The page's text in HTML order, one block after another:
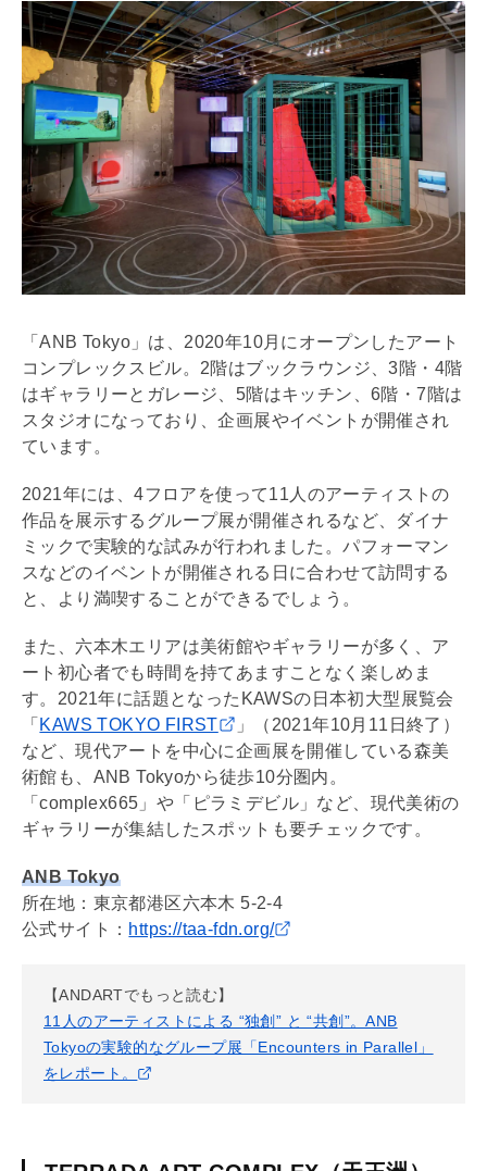
「ANB Tokyo」は、2020年10月にオープンしたアート
コンプレックスビル。2階はブックラウンジ、3階・4階
はギャラリーとガレージ、5階はキッチン、6階・7階は
スタジオになっており、企画展やイベントが開催され
ています。
2021年には、4フロアを使って11人のアーティストの
作品を展示するグループ展が開催されるなど、ダイナ
ミックで実験的な試みが行われました。パフォーマン
スなどのイベントが開催される日に合わせて訪問する
と、より満喫することができるでしょう。
また、六本木エリアは美術館やギャラリーが多く、ア
ート初心者でも時間を持てあますことなく楽しめま
す。2021年に話題となったKAWSの日本初大型展覧会
「 KAWS TOKYO FIRST
」（2021年10月11日終了）
など、現代アートを中心に企画展を開催している森美
術館も、ANB Tokyoから徒歩10分圏内。
「complex665」や「ピラミデビル」など、現代美術の
ギャラリーが集結したスポットも要チェックです。
ANB Tokyo
所在地：東京都港区六本木 5-2-4
公式サイト： https://taa-fdn.org/
【ANDARTでもっと読む】
11人のアーティストによる “独創” と “共創”。ANB
Tokyoの実験的なグループ展「Encounters in Parallel」
をレポート。